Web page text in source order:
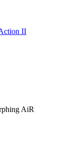
II
AiR